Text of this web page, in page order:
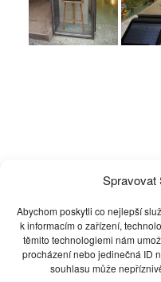
Spravovat
Abychom poskytli co nejlepší
k informacím o zařízení,
těmito technologiemi nám
procházení nebo jedinečná ID
souhlasu může
Klepnutím